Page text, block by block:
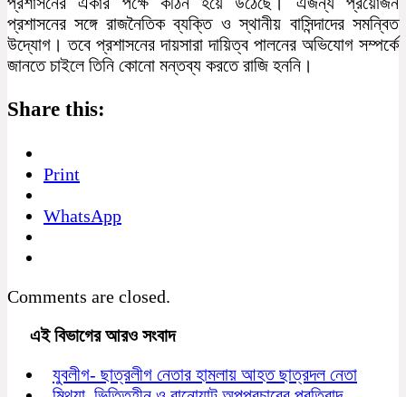
প্রশাসনের সঙ্গে রাজনৈতিক ব্যক্তি ও স্থানীয় বাসিন্দাদের সমন্বিত
উদ্যোগ। তবে প্রশাসনের দায়সারা দায়িত্ব পালনের অভিযোগ সম্পর্কে
জানতে চাইলে তিনি কোনো মন্তব্য করতে রাজি হননি।
Share this:
Print
WhatsApp
Comments are closed.
এই বিভাগের আরও সংবাদ
যুবলীগ- ছাত্রলীগ নেতার হামলায় আহত ছাত্রদল নেতা